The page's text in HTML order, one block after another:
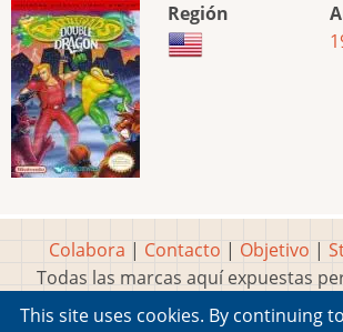
Región
Colabora | Contacto | Objetivo |
Todas las marcas aquí expuestas
respectivos y legítimos
This site uses cookies. By continuing